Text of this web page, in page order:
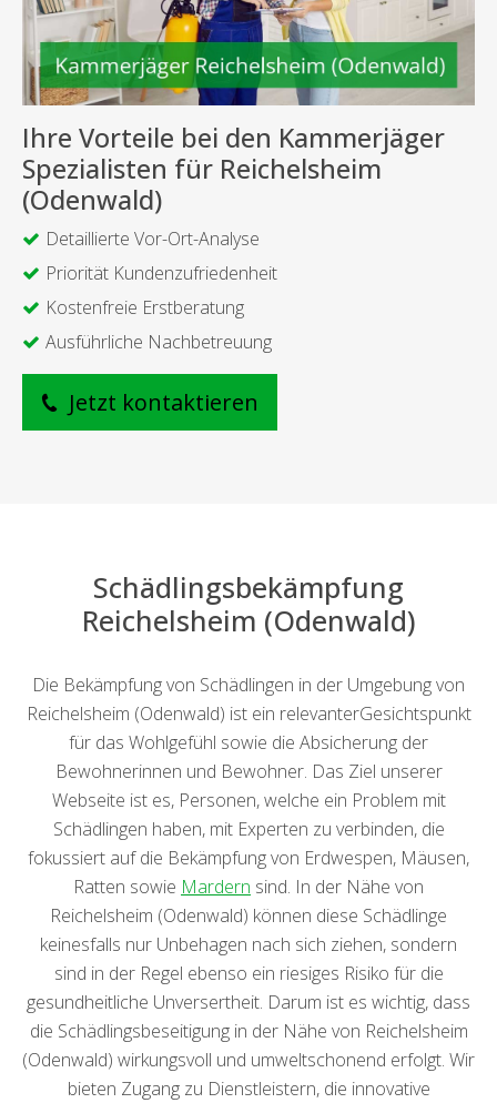
Ihre Vorteile bei den Kammerjäger
Spezialisten für Reichelsheim
(Odenwald)
Detaillierte Vor-Ort-Analyse
Priorität Kundenzufriedenheit
Kostenfreie Erstberatung
Ausführliche Nachbetreuung
Jetzt kontaktieren
Schädlingsbekämpfung
Reichelsheim (Odenwald)
Die Bekämpfung von Schädlingen in der Umgebung von
Reichelsheim (Odenwald) ist ein relevanterGesichtspunkt
für das Wohlgefühl sowie die Absicherung der
Bewohnerinnen und Bewohner. Das Ziel unserer
Webseite ist es, Personen, welche ein Problem mit
Schädlingen haben, mit Experten zu verbinden, die
fokussiert auf die Bekämpfung von Erdwespen, Mäusen,
Ratten sowie Mardern sind. In der Nähe von
Reichelsheim (Odenwald) können diese Schädlinge
keinesfalls nur Unbehagen nach sich ziehen, sondern
sind in der Regel ebenso ein riesiges Risiko für die
gesundheitliche Unversertheit. Darum ist es wichtig, dass
die Schädlingsbeseitigung in der Nähe von Reichelsheim
(Odenwald) wirkungsvoll und umweltschonend erfolgt. Wir
bieten Zugang zu Dienstleistern, die innovative